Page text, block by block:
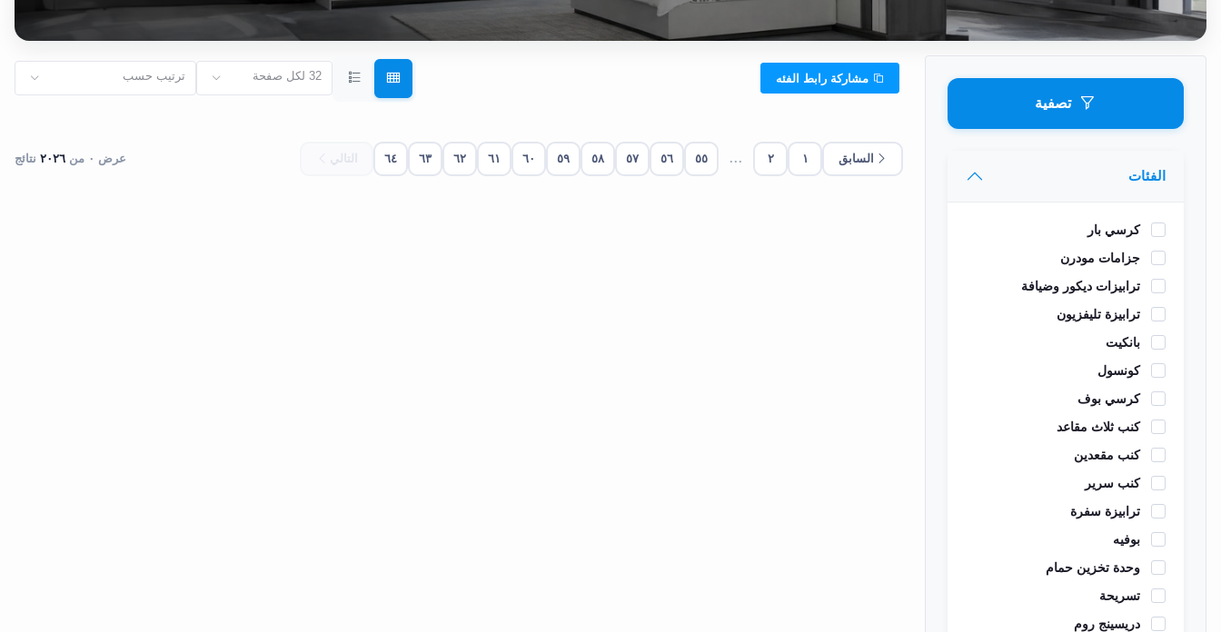
أثاث
مرورية
مياه
أثاث
أدوات
نظافة
تسجيل
الدخول
اشترك
تصفية
الفئات
كرسي بار
جزامات مودرن
ترابيزات ديكور وضيافة
ترابيزة تليفزيون
بانكيت
كونسول
كرسي بوف
كنب ثلاث مقاعد
كنب مقعدين
كنب سرير
ترابيزة سفرة
بوفيه
وحدة تخزين حمام
تسريحة
دريسينج روم
32 لكل صفحة ترتيب حسب
عرض ٠ من ٢٠٢٦ نتائج السابق ١ ٢ ... ٥٥ ٥٦ ٥٧ ٥٨ ٥٩ ٦٠ ٦١ ٦٢ ٦٣ ٦٤ التالي